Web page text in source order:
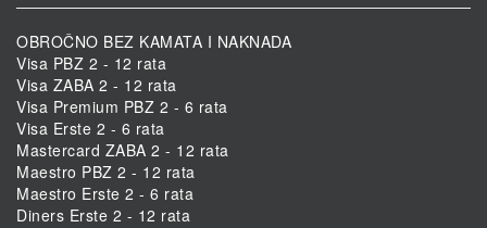
OBROČNO BEZ KAMATA I NAKNADA
Visa PBZ 2 - 12 rata
Visa ZABA 2 - 12 rata
Visa Premium PBZ 2 - 6 rata
Visa Erste 2 - 6 rata
Mastercard ZABA 2 - 12 rata
Maestro PBZ 2 - 12 rata
Maestro Erste 2 - 6 rata
Diners Erste 2 - 12 rata